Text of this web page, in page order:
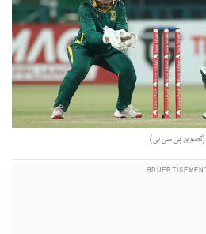
(تصویر: پی سی بی)